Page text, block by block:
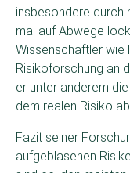
insbesondere durch
mal auf Abwege
Wissenschaftler wie
Risikoforschung an
er unter anderem
dem realen Risiko
Fazit seiner
aufgeblasenen